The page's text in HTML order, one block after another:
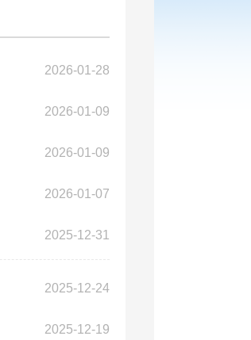
2026-01-28
2026-01-09
2026-01-09
2026-01-07
2025-12-31
2025-12-24
2025-12-19